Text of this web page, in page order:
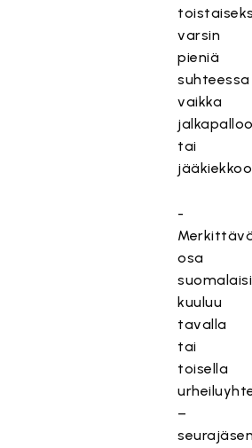
varsin
pieniä
suhteessa
vaikka
tai
-
osa
kuuluu
tavalla
tai
toisella
–